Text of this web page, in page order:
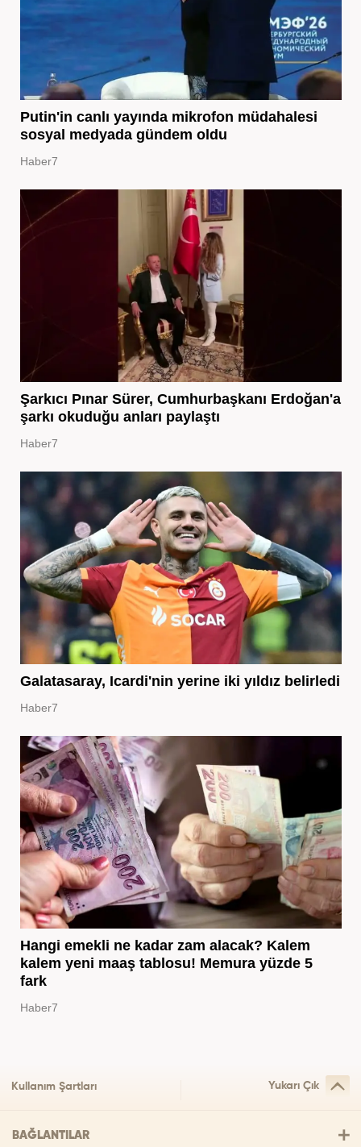
Putin'in canlı yayında mikrofon müdahalesi
sosyal medyada gündem oldu
Haber7
Şarkıcı Pınar Sürer, Cumhurbaşkanı Erdoğan'a
şarkı okuduğu anları paylaştı
Haber7
Galatasaray, Icardi'nin yerine iki yıldız belirledi
Haber7
Hangi emekli ne kadar zam alacak? Kalem
kalem yeni maaş tablosu! Memura yüzde 5
fark
Haber7
Kullanım Şartları Yukarı Çık
BAĞLANTILAR